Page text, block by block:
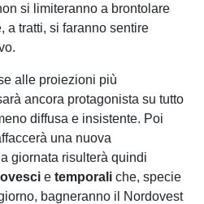
si limiteranno a brontolare
a tratti, si faranno sentire
alle proiezioni più
ancora protagonista su tutto
diffusa e insistente. Poi
una nuova
giornata risulterà quindi
e temporali che, specie
bagneranno il Nordovest